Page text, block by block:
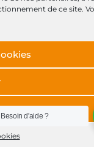
de ce site.
Besoin d'aide ?